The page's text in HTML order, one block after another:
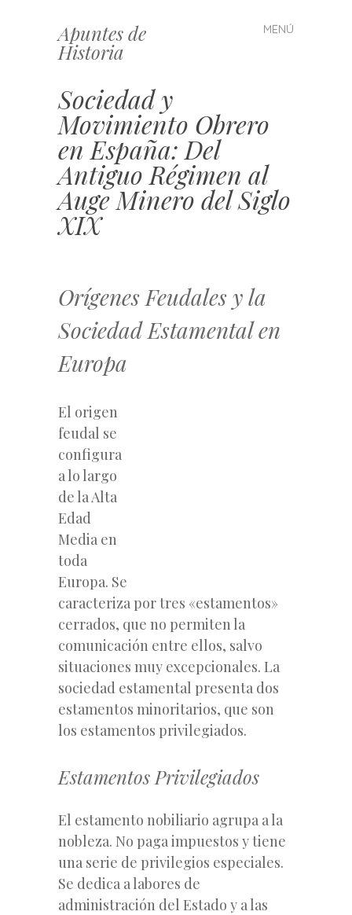
Apuntes de
Historia
MENÚ
Saltar
al
Sociedad y
Movimiento Obrero
en España: Del
Antiguo Régimen al
Auge Minero del Siglo
XIX
Orígenes Feudales y la
Sociedad Estamental en
Europa
El origen
feudal se
configura
a lo largo
de la Alta
Edad
Media en
toda
Europa. Se
caracteriza por tres «estamentos»
cerrados, que no permiten la
comunicación entre ellos, salvo
situaciones muy excepcionales. La
sociedad estamental presenta dos
estamentos minoritarios, que son
los estamentos privilegiados.
Estamentos Privilegiados
El estamento nobiliario agrupa a la
nobleza. No paga impuestos y tiene
una serie de privilegios especiales.
Se dedica a labores de
administración del Estado y a las